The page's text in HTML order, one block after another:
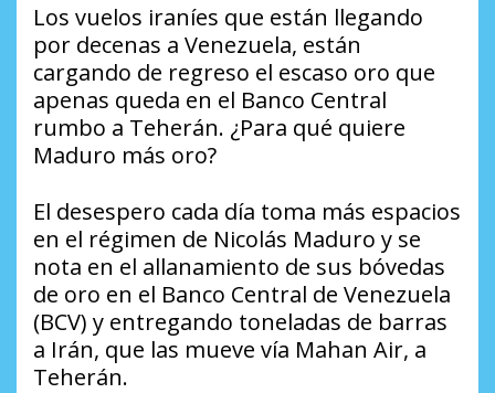
Los vuelos iraníes que están llegando
por decenas a Venezuela, están
cargando de regreso el escaso oro que
apenas queda en el Banco Central
rumbo a Teherán. ¿Para qué quiere
Maduro más oro?
El desespero cada día toma más espacios
en el régimen de Nicolás Maduro y se
nota en el allanamiento de sus bóvedas
de oro en el Banco Central de Venezuela
(BCV) y entregando toneladas de barras
a Irán, que las mueve vía Mahan Air, a
Teherán.